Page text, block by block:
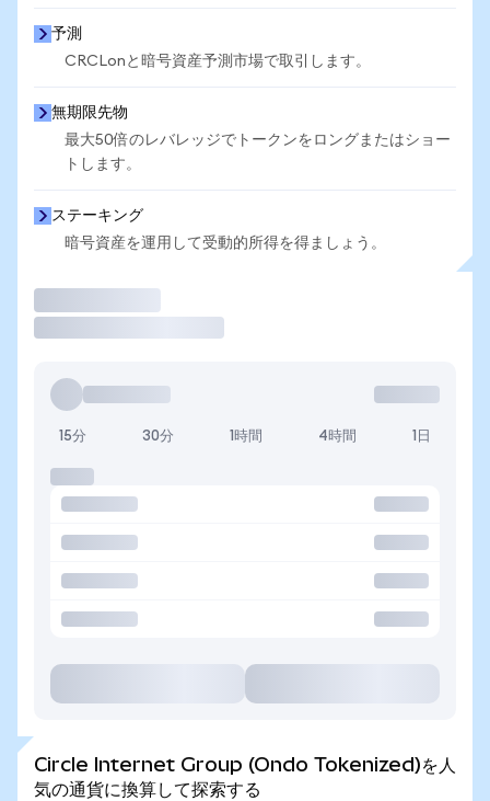
予測
CRCLonと暗号資産予測市場で取引します。
無期限先物
最大50倍のレバレッジでトークンをロングまたはショー
トします。
ステーキング
暗号資産を運用して受動的所得を得ましょう。
15分 30分 1時間 4時間 1日
Circle Internet Group (Ondo Tokenized)を人
気の通貨に換算して探索する